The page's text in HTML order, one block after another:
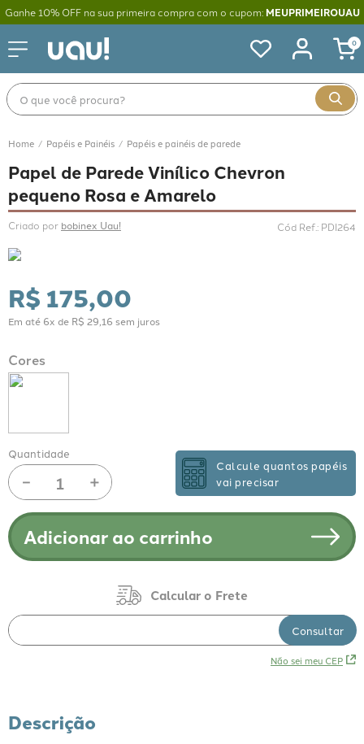
Ganhe 10% OFF na sua primeira compra com o cupom: MEUPRIMEIROUAU
0
O que você procura?
Papéis e Painéis Papéis e painéis de parede
Papel de Parede Vinílico Chevron
pequeno Rosa e Amarelo
Criado por bobinex Uau! Cód Ref.: PDI264
R$ 175,00
Em até 6x de R$ 29 16 sem juros
Cores
Quantidade
＋
－
Calcule quantos papéis
vai precisar
Adicionar ao carrinho
Não sei meu CEP
Descrição